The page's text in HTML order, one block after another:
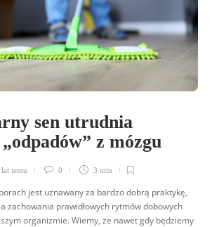
sen utrudnia
z mózgu
temu 0 3 min
jest uznawany za bardzo dobrą praktykę,
zachowania prawidłowych rytmów dobowych
organizmie. Wiemy, że nawet gdy będziemy